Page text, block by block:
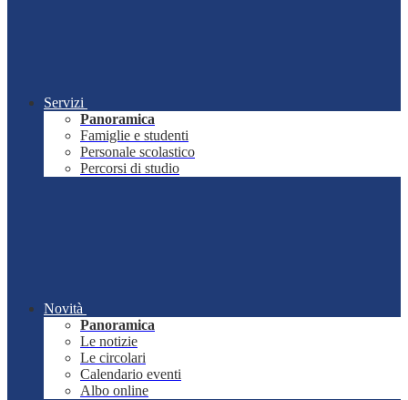
Servizi
Panoramica
Famiglie e studenti
Personale scolastico
Percorsi di studio
Novità
Panoramica
Le notizie
Le circolari
Calendario eventi
Albo online